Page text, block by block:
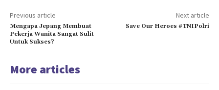
Previous article
Mengapa Jepang Membuat
Pekerja Wanita Sangat Sulit
Untuk Sukses?
Next article
Save Our Heroes #TNIPolri
More articles